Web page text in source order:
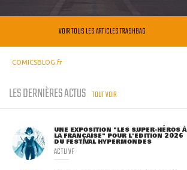
VOIR TOUS LES ARTICLES TRASHBAG
COMICSBLOG.fr
LES DERNIÈRES ACTUS TOUT VOIR
UNE EXPOSITION "LES SUPER-HÉROS À
LA FRANÇAISE" POUR L'ÉDITION 2026
DU FESTIVAL HYPERMONDES
ACTU VF